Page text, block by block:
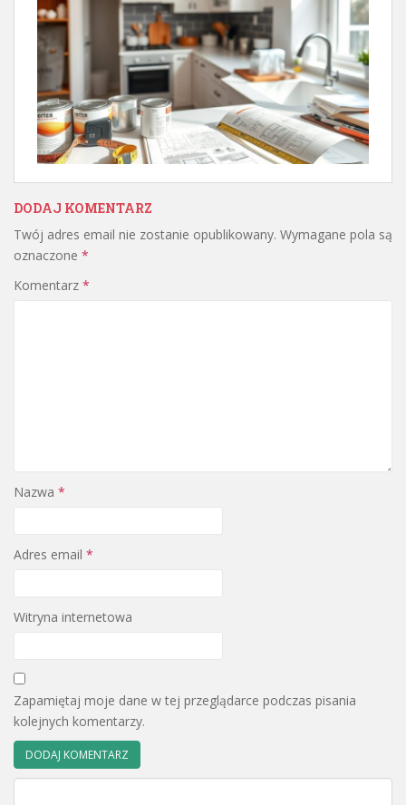
DODAJ KOMENTARZ
Twój adres email nie zostanie opublikowany. Wymagane pola są
oznaczone *
Komentarz *
Nazwa *
Adres email *
Witryna internetowa
Zapamiętaj moje dane w tej przeglądarce podczas pisania
kolejnych komentarzy.